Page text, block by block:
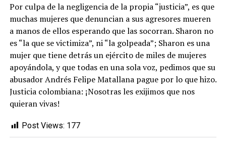
Por culpa de la negligencia de la propia “justicia”, es que
muchas mujeres que denuncian a sus agresores mueren
a manos de ellos esperando que las socorran. Sharon no
es “la que se victimiza”, ni “la golpeada”; Sharon es una
mujer que tiene detrás un ejército de miles de mujeres
apoyándola, y que todas en una sola voz, pedimos que su
abusador Andrés Felipe Matallana pague por lo que hizo.
Justicia colombiana: ¡Nosotras les exijimos que nos
quieran vivas!
Post Views: 177